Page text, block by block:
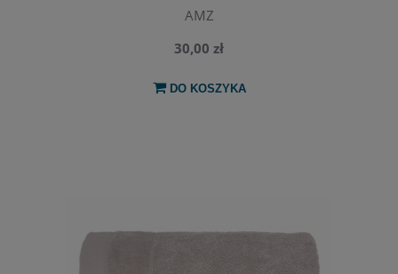
AMZ
30,00 zł
DO KOSZYKA